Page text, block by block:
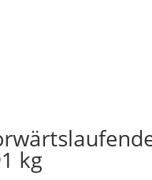
kg